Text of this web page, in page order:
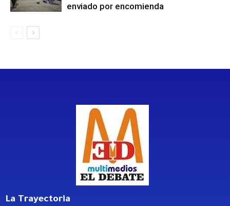
enviado por encomienda
La Trayectoria